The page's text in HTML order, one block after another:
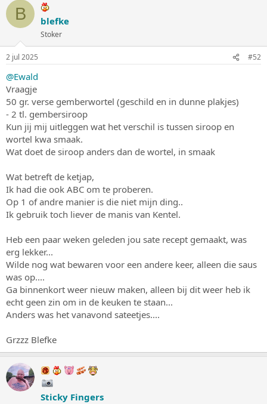
r
e
i
n
g
e
n
:
B blefke
Stoker
2 jul 2025 #52
@Ewald
Vraagje
50 gr. verse gemberwortel (geschild en in dunne plakjes)
- 2 tl. gembersiroop
Kun jij mij uitleggen wat het verschil is tussen siroop en
wortel kwa smaak.
Wat doet de siroop anders dan de wortel, in smaak
Wat betreft de ketjap,
Ik had die ook ABC om te proberen.
Op 1 of andre manier is die niet mijn ding..
Ik gebruik toch liever de manis van Kentel.
Heb een paar weken geleden jou sate recept gemaakt, was
erg lekker...
Wilde nog wat bewaren voor een andere keer, alleen die saus
was op....
Ga binnenkort weer nieuw maken, alleen bij dit weer heb ik
echt geen zin om in de keuken te staan...
Anders was het vanavond sateetjes....
Grzzz Blefke
Sticky Fingers